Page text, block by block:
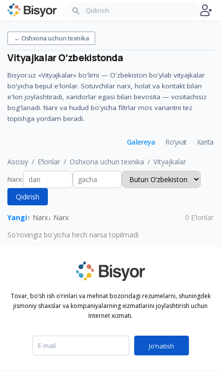
← Oshxona uchun texnika
VityajkalarOʻzbekistonda
Bisyor.uz «Vityajkalar» bo'limi — O'zbekiston bo'ylab vityajkalar
bo'yicha bepul e'lonlar. Sotuvchilar narx, holat va kontakt bilan
e'lon joylashtiradi, xaridorlar egasi bilan bevosita — vositachisiz
bog'lanadi. Narx va hudud bo'yicha filtrlar mos variantni tez
topishga yordam beradi.
Asosiy E‘lonlar Oshxona uchun texnika Vityajkalar
Galereya Ro‘yxat Xarita
Narx:
Qidirish
Yangi↑ Narx↓ Narx 0 E‘lonlar
So'rovingiz bo'yicha hech narsa topilmadi
Tovar, bo‘sh ish o‘rinlari va mehnat bozoridagi rezumelarni, shuningdek
jismoniy shaxslar va kompaniyalarning xizmatlarini joylashtirish uchun
Internet xizmati.
Jo‘natish